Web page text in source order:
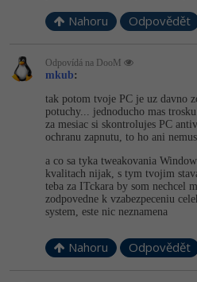
Nahoru Odpovědět
Odpovídá na DooM
mkub:
tak potom tvoje PC je uz davno
potuchy... jednoducho mas
za mesiac si skontrolujes PC
ochranu zapnutu, to ho ani
a co sa tyka tweakovania
kvalitach nijak, s tym tvojim
teba za ITckara by som nechcel
zodpovedne k vzabezpeceniu
system, este nic neznamena
Nahoru Odpovědět